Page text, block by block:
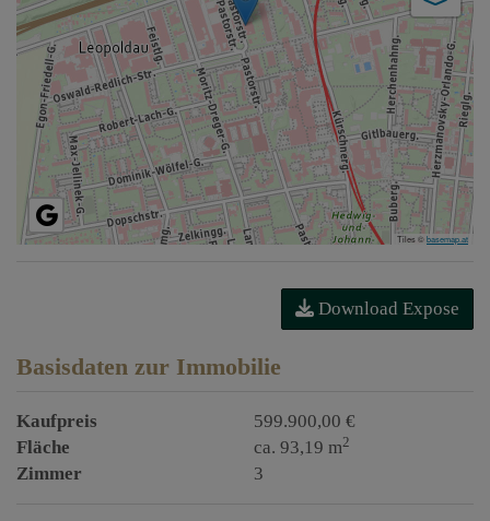
Tiles ©basemap.at
Download Expose
Basisdaten zur Immobilie
Kaufpreis
599.900,00 €
Fläche
ca. 93,19 m2
Zimmer 3